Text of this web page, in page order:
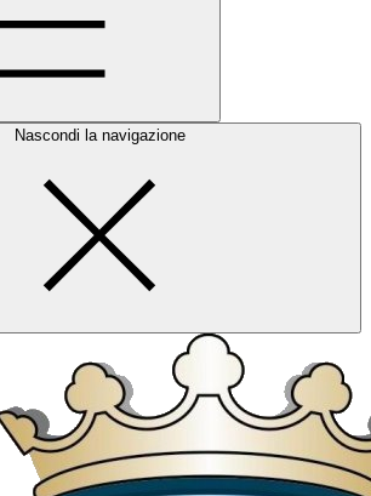
Nascondi la navigazione